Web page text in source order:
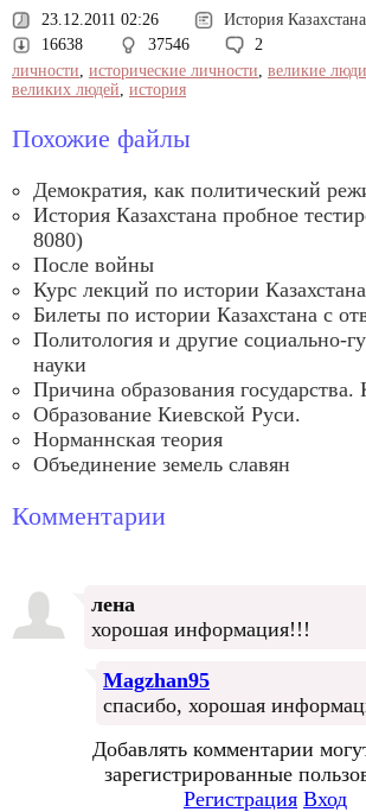
23.12.2011 02:26 История Казахстана
16638
37546
2
личности, исторические личности, великие
великих людей, история
Похожие файлы
Демократия, как политический
История Казахстана пробное
8080)
После войны
Курс лекций по истории Казахстана
Билеты по истории Казахстана с
Политология и другие социально-
науки
Причина образования государства.
Образование Киевской Руси.
Норманнская теория
Объединение земель славян
Комментарии
лена
хорошая информация!!!
Magzhan95
спасибо, хорошая
Добавлять комментарии
зарегистрированные
Регистрация Вход